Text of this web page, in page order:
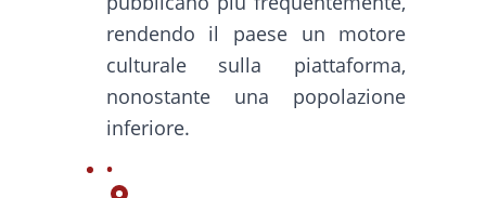
rendendo il paese un motore
culturale sulla piattaforma,
nonostante una popolazione
inferiore.